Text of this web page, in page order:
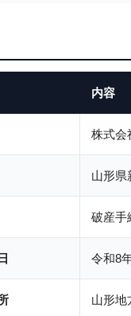
内容
株式会
山形県
破産手
令和8
山形地